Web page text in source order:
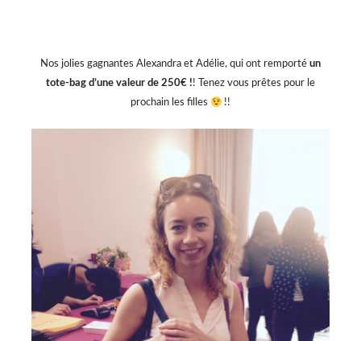
Nos jolies gagnantes Alexandra et Adélie, qui ont remporté un
tote-bag d’une valeur de 250€ !! Tenez vous prêtes pour le
prochain les filles
!!